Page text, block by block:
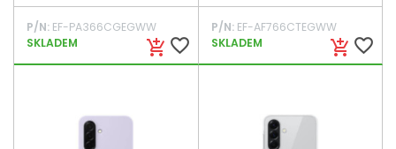
add_shopping_cart favorite_border
P/N: EF-PA366CGEGWW
SKLADEM
add_shopping_cart favorite_border
P/N:EF-AF766CTEGWW
SKLADEM